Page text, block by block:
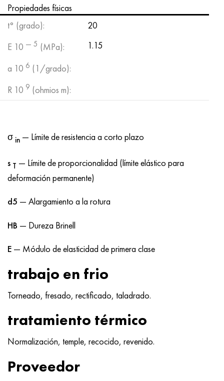
Propiedades físicas
t° (grado):
20
E 10 — 5 (MPa):
1.15
a 10 6 (1/grado):
R 10 9 (ohmios m):
σ in — Límite de resistencia a corto plazo
s T — Límite de proporcionalidad (límite elástico para
deformación permanente)
d5 — Alargamiento a la rotura
HB — Dureza Brinell
E — Módulo de elasticidad de primera clase
trabajo en frio
Torneado, fresado, rectificado, taladrado.
tratamiento térmico
Normalización, temple, recocido, revenido.
Proveedor
Hastelloy C-276
Hastelloy C2000
Hastelloy x
udimet 720
40XFA, 1.7223, AISI 4142
45X, 45h, 1.7035
A40G, 44smn28, 1.0762, 46s20